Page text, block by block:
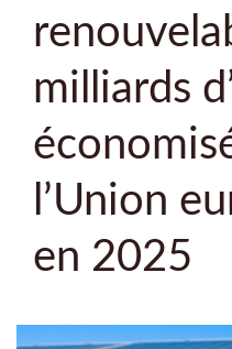
milliards
l’Union
en 2025